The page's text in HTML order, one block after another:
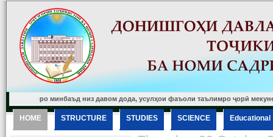
минбаъд низ давом дода, усулҳои фаъоли таълимро ҷорӣ мекунем ва
HOME STRUCTURE STUDIES SCIENCE Еducational